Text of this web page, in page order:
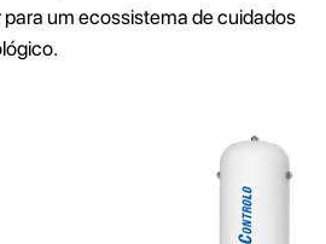
um ecossistema de cuidados